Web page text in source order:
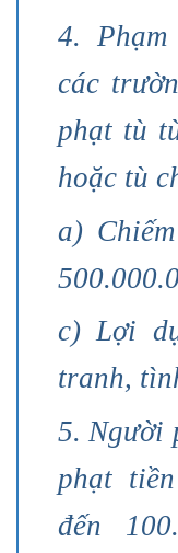
4.
các
phạt tù
hoặc tù
a)
c) Lợi
tranh,
5. Người
phạt
đến